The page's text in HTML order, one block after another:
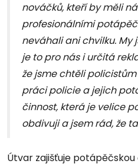
nováčků, kteří by měli
profesionálními
neváhali ani chvilku. My
je to pro nás i určitá
že jsme chtěli
práci policie a jejich
činnost, která je velice
obdivuji a jsem rád, že
Útvar zajišťuje